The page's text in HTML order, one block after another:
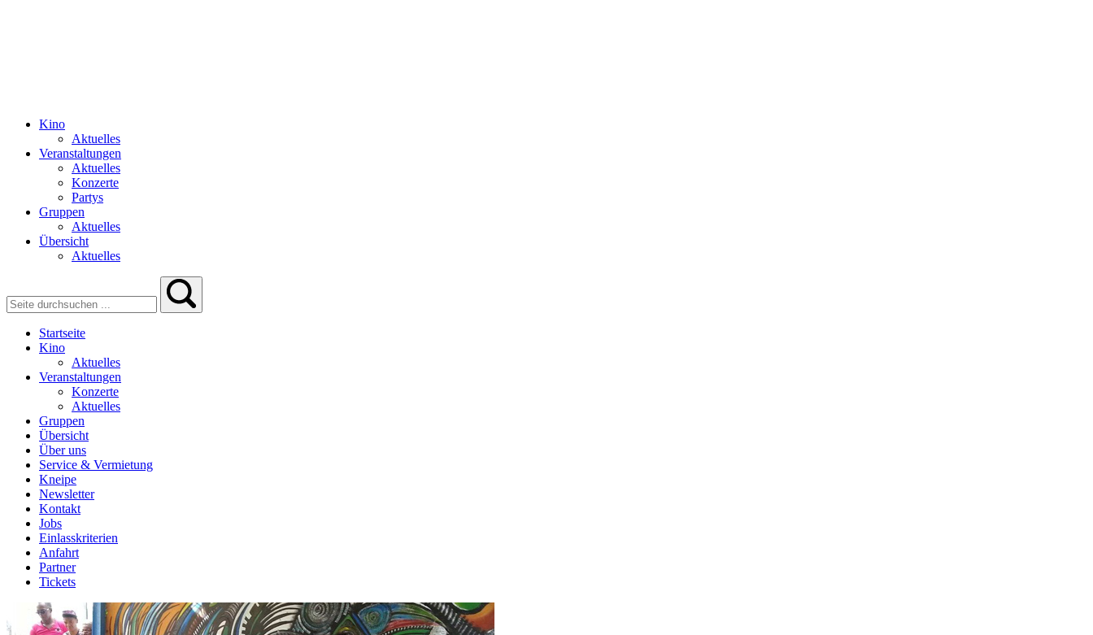
Kino
Aktuelles
Veranstaltungen
Aktuelles
Konzerte
Partys
Gruppen
Aktuelles
Übersicht
Aktuelles
Startseite
Kino
Aktuelles
Veranstaltungen
Konzerte
Aktuelles
Gruppen
Übersicht
Über uns
Service & Vermietung
Kneipe
Newsletter
Kontakt
Jobs
Einlasskriterien
Anfahrt
Partner
Tickets